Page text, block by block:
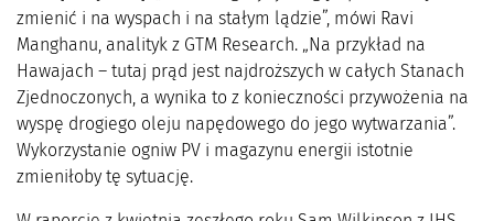
zmienić i na wyspach i na stałym lądzie”, mówi Ravi
Manghanu, analityk z GTM Research. „Na przykład na
Hawajach – tutaj prąd jest najdroższych w całych Stanach
Zjednoczonych, a wynika to z konieczności przywożenia na
wyspę drogiego oleju napędowego do jego wytwarzania”.
Wykorzystanie ogniw PV i magazynu energii istotnie
zmieniłoby tę sytuację.